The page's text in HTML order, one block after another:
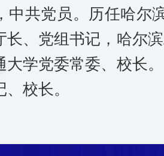
中共党员。历任哈尔
长、党组书记，哈尔
大学党委常委、校长
校长。